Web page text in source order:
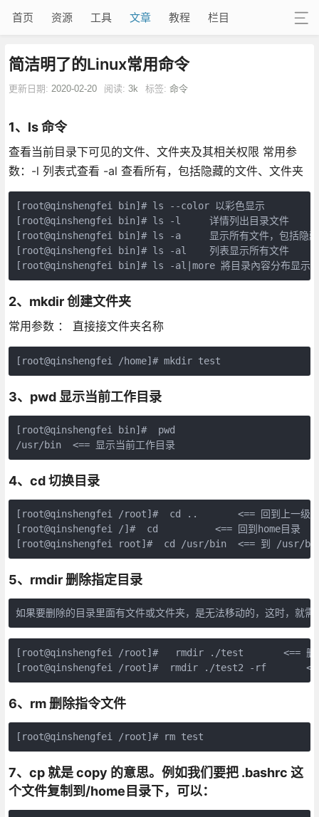
首页 资源 工具 文章 教程 栏目
简洁明了的Linux常用命令
更新日期: 2020-02-20 阅读: 3k 标签: 命令
1、ls 命令
查看当前目录下可见的文件、文件夹及其相关权限 常用参
数：-l 列表式查看 -al 查看所有，包括隐藏的文件、文件夹
[root@qinshengfei bin]# ls --color 以彩色显示
[root@qinshengfei bin]# ls -l     详情列出目录文件
[root@qinshengfei bin]# ls -a     显示所有文件，包括隐藏
[root@qinshengfei bin]# ls -al    列表显示所有文件
[root@qinshengfei bin]# ls -al|more 將目录內容分布显示
2、mkdir 创建文件夹
常用参数 ： 直接接文件夹名称
3、pwd 显示当前工作目录
[root@qinshengfei bin]#  pwd
/usr/bin  <== 显示当前工作目录
4、cd 切换目录
[root@qinshengfei /root]#  cd ..       <== 回到上一级
[root@qinshengfei /]#  cd          <== 回到home目录
5、rmdir 删除指定目录
如果要删除的目录里面有文件或文件夹，是无法移动的，这时，就
[root@qinshengfei /root]#   rmdir ./test       <== 删
[root@qinshengfei /root]#  rmdir ./test2 -rf       <== 删
6、rm 删除指令文件
7、cp 就是 copy 的意思。例如我们要把 .bashrc 这
个文件复制到/home目录下，可以：